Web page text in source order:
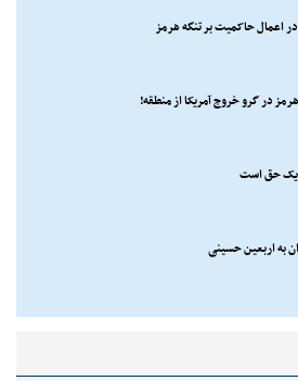
در اعمال حاکمیت بر تنگه هرمز
در گرو خروج آمریکا از منطقه!
یک حق است
به اربعین حسینی